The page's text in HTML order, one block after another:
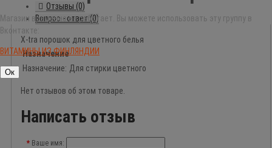
Отзывы (0)
Вопрос - ответ (0)
X-tra порошок для цветного белья
Назначение
Назначение: Для стирки цветного
Нет отзывов об этом товаре.
Написать отзыв
Ваше имя:
Магазин временно не работает. Вы можете использовать эту группу в
Вконтакте:
ВИТАМИНЫ ИЗ ФИНЛЯНДИИ
Ок